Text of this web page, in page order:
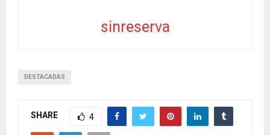
sinreserva
DESTACADAS
SHARE 4